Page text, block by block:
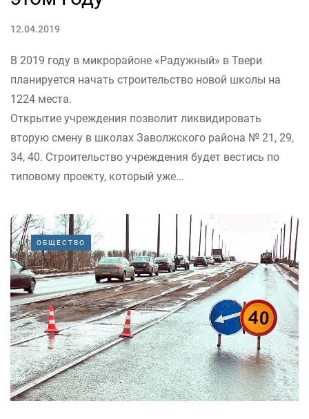
12.04.2019
В 2019 году в микрорайоне «Радужный» в Твери
планируется начать строительство новой школы на
1224 места.
Открытие учреждения позволит ликвидировать
вторую смену в школах Заволжского района № 21, 29,
34, 40. Строительство учреждения будет вестись по
типовому проекту, который уже...
ОБЩЕСТВО